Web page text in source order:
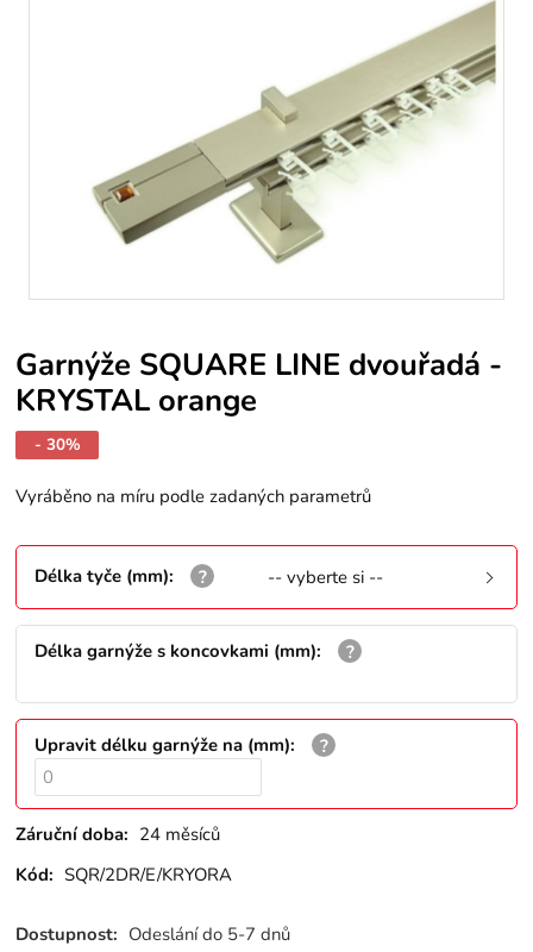
Garnýže SQUARE LINE dvouřadá -
KRYSTAL orange
- 30%
Vyráběno na míru podle zadaných parametrů
Délka tyče (mm): -- vyberte si --
Délka garnýže s koncovkami (mm):
Upravit délku garnýže na (mm):
Záruční doba: 24 měsíců
Kód: SQR/2DR/E/KRYORA
Dostupnost: Odeslání do 5-7 dnů